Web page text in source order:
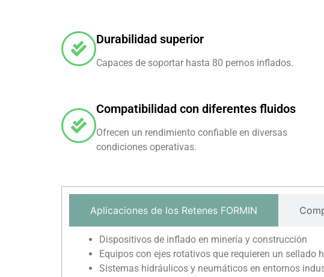
Durabilidad superior
Capaces de soportar hasta 80 pernos inflados.
Compatibilidad con diferentes fluidos
Ofrecen un rendimiento confiable en diversas
condiciones operativas.
Aplicaciones de los Retenes FORMIN
Dispositivos de inflado en minería y construcción
Equipos con ejes rotativos que requieren un sellado
Sistemas hidráulicos y neumáticos en entornos